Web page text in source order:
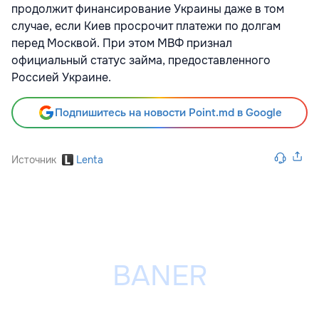
продолжит финансирование Украины даже в том
случае, если Киев просрочит платежи по долгам
перед Москвой. При этом МВФ признал
официальный статус займа, предоставленного
Россией Украине.
Подпишитесь на новости Point.md в Google
Источник Lenta